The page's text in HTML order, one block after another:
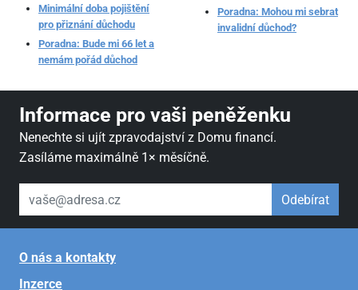
Minimální doba pojištění
pro přiznání důchodu
Poradna: Bude mi 66 let a
nemám pořád důchod
Poradna: Mohou mi sebrat
invalidní důchod?
Informace pro vaši peněženku
Nenechte si ujít zpravodajství z Domu financí.
Zasíláme maximálně 1× měsíčně.
váš email Odebírat
O nás a kontakty
Inzerce